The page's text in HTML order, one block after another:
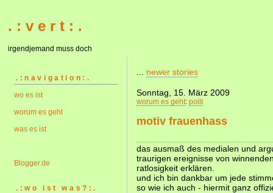
. : v e r t : .
irgendjemand muss doch
.:navigation:.
wo es ist
worum es geht
was es ist
Blogger.de
.:wo ist was?:.
newer stories
Sonntag, 15. März 2009
worum es geht: polit
motiv frauenhass
das ausmaß des medialen und
traurigen ereignisse von
ratlosigkeit erklären.
und ich bin dankbar um jede
so wie ich auch - hiermit ganz